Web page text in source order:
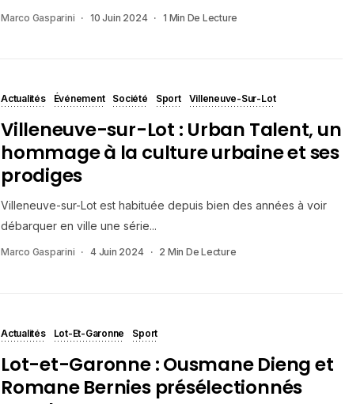
Marco Gasparini 10 Juin 2024 1 Min De Lecture
Actualités Événement Société Sport Villeneuve-Sur-Lot
Villeneuve-sur-Lot : Urban Talent, un
hommage à la culture urbaine et ses
prodiges
Villeneuve-sur-Lot est habituée depuis bien des années à voir
débarquer en ville une série...
Marco Gasparini 4 Juin 2024 2 Min De Lecture
Actualités Lot-Et-Garonne Sport
Lot-et-Garonne : Ousmane Dieng et
Romane Bernies présélectionnés